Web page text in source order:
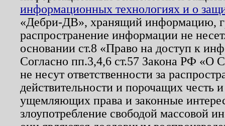
информационных технологиях и о
«Дебри-ДВ», хранящий информацию,
распространение информации не
основании ст.8 «Право на доступ к
Согласно пп.3,4,6 ст.57 Закона РФ «О
не несут ответственности за
действительности и порочащих честь
ущемляющих права и законные
злоупотребление свободой массовой